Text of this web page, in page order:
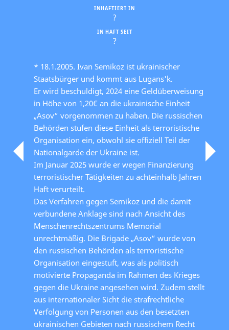
IN HAFT SEIT
?
INHAFTIERT IN
?
* 18.1.2005. Ivan Semikoz ist ukrainischer
Staatsbürger und kommt aus Lugans'k.
Er wird beschuldigt, 2024 eine Geldüberweisung
in Höhe von 1,20€ an die ukrainische Einheit
„Asov“ vorgenommen zu haben. Die russischen
Behörden stufen diese Einheit als terroristische
Organisation ein, obwohl sie offiziell Teil der
Nationalgarde der Ukraine ist.
Im Januar 2025 wurde er wegen Finanzierung
terroristischer Tätigkeiten zu achteinhalb Jahren
Haft verurteilt.
Das Verfahren gegen Semikoz und die damit
verbundene Anklage sind nach Ansicht des
Menschenrechtszentrums Memorial
unrechtmäßig. Die Brigade „Asov“ wurde von
den russischen Behörden als terroristische
Organisation eingestuft, was als politisch
motivierte Propaganda im Rahmen des Krieges
gegen die Ukraine angesehen wird. Zudem stellt
aus internationaler Sicht die strafrechtliche
Verfolgung von Personen aus den besetzten
ukrainischen Gebieten nach russischem Recht